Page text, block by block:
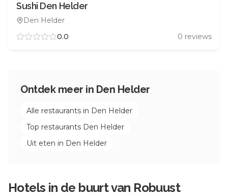
Sushi Den Helder
Den Helder
0.0
0 reviews
Ontdek meer in Den Helder
Alle restaurants in Den Helder
Top restaurants Den Helder
Uit eten in Den Helder
Hotels in de buurt van Robuust